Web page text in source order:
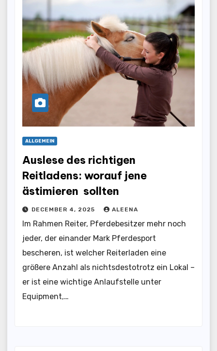
ALLGEMEIN
Auslese des richtigen
Reitladens: worauf jene
ästimieren sollten
DECEMBER 4, 2025 ALEENA
Im Rahmen Reiter, Pferdebesitzer mehr noch
jeder, der einander Mark Pferdesport
bescheren, ist welcher Reiterladen eine
größere Anzahl als nichtsdestotrotz ein Lokal –
er ist eine wichtige Anlaufstelle unter
Equipment,…